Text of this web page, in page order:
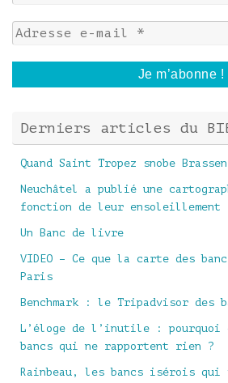
Derniers articles du
Quand Saint Tropez snobe
Neuchâtel a publié une
fonction de leur ensoleillement
Un Banc de livre
VIDEO – Ce que la carte des
Paris
Benchmark : le Tripadvisor des
L’éloge de l’inutile : pourquoi
bancs qui ne rapportent rien ?
Rainbeau, les bancs isérois